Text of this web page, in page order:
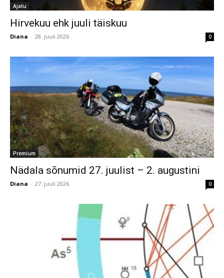
Ajatu
Hirvekuu ehk juuli täiskuu
Diana - 28. juuli 2026 0
Premium
Nädala sõnumid 27. juulist – 2. augustini
Diana - 27. juuli 2026 0